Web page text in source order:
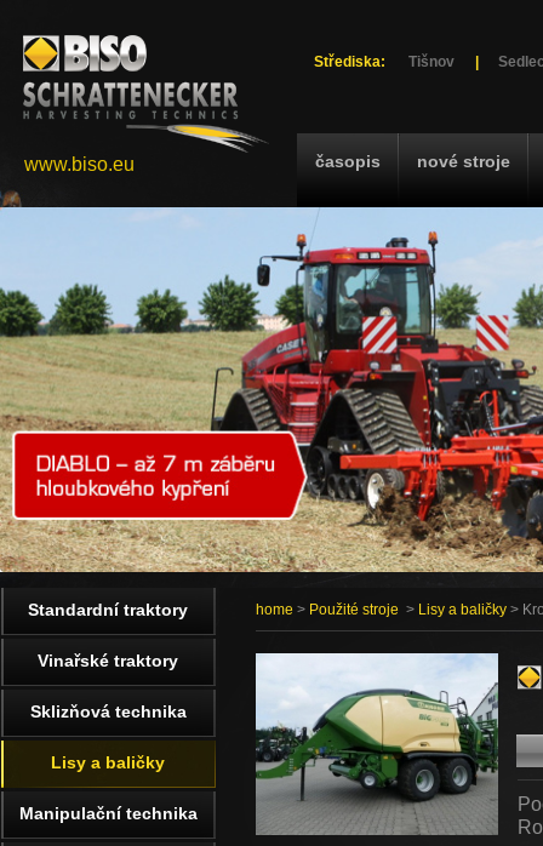
Střediska: Tišnov
časopis nové stroje
www.biso.eu
home > Použité stroje > Lisy a baličky >
Standardní traktory
Vinařské traktory
Sklizňová technika
Lisy a baličky
Manipulační technika